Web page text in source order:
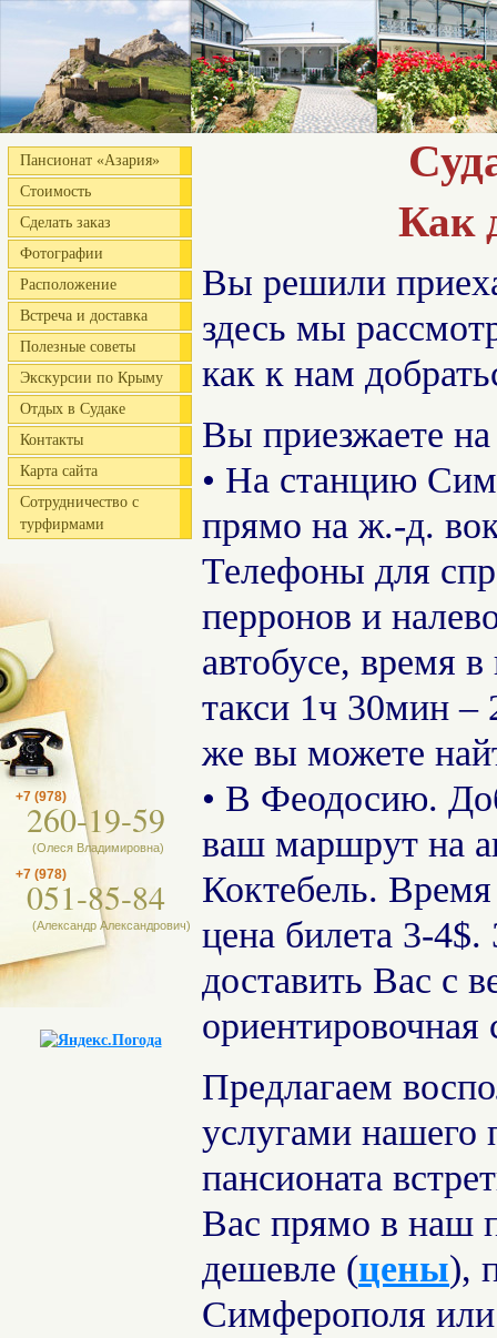
Как
Вы решили
здесь мы
как к нам
Вы приезжаете
• На станцию
прямо на ж.-д.
Телефоны для
перронов и
автобусе, время
такси 1ч 30мин –
же вы можете
• В Феодосию.
ваш маршрут на
Коктебель.
цена билета 3-
доставить Вас с
ориентировочная
Предлагаем
услугами нашего
пансионата
Вас прямо в наш
дешевле (цены),
Симферополя
Пансионат «Азария»
Стоимость
Сделать заказ
Фотографии
Расположение
Встреча и доставка
Полезные советы
Экскурсии по Крыму
Отдых в Судаке
Контакты
Карта сайта
Сотрудничество с
турфирмами
+7 (978)
260-19-59
(Олеся Владимировна)
+7 (978)
051-85-84
(Александр Александрович)